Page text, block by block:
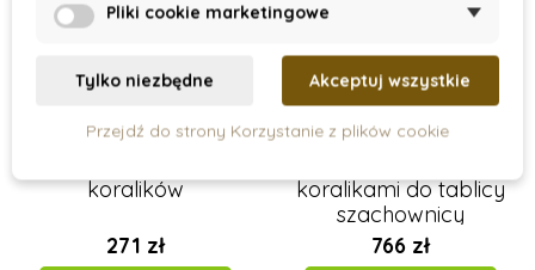
koralików
271 zł
koralikami do tablicy
szachownicy
766 zł
Pliki cookie marketingowe
Tylko niezbędne Akceptuj wszystkie
Przejdź do strony Korzystanie z plików cookie